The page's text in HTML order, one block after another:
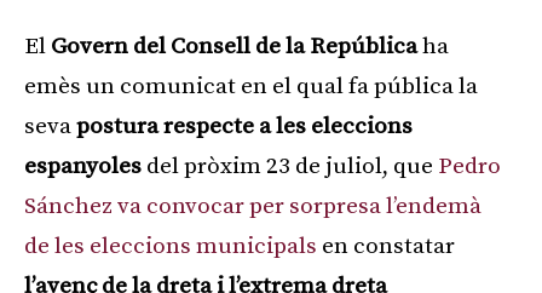
El Govern del Consell de la Repúblicaha
emès un comunicat en el qual fa pública la
sevapostura respecte a les eleccions
espanyoles del pròxim 23 de juliol, que Pedro
Sánchez va convocar per sorpresa l’endemà
de les eleccions municipals en constatar
l’avenç de la dreta i l’extrema dreta